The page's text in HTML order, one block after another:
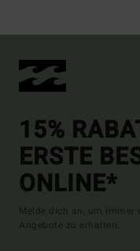
15%
ERSTE
ONLINE*
Melde dich an, um immer
Angebote zu erhalten.